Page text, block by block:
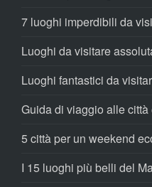
7 luoghi imperdibili da
Luoghi da visitare
Luoghi fantastici da
Guida di viaggio alle
5 città per un weekend
I 15 luoghi più belli del